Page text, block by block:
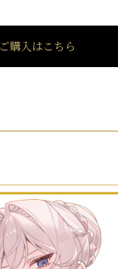
ご購入はこちら